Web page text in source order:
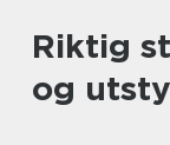
Riktig
og